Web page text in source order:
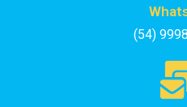
(54)